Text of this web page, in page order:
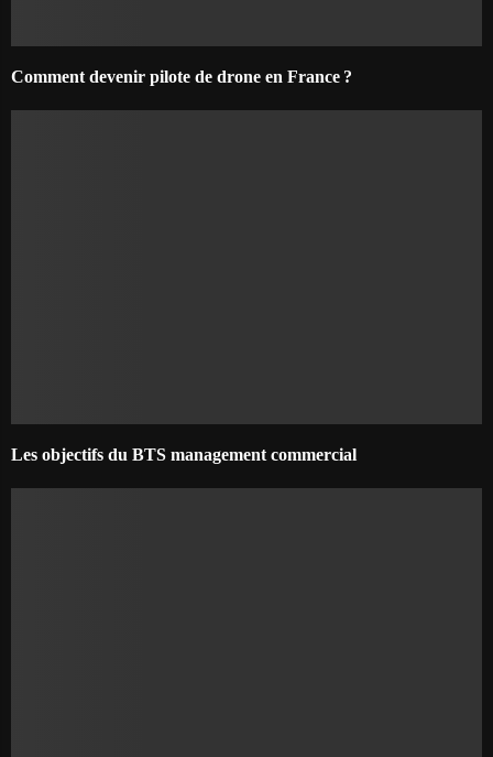
Comment devenir pilote de drone en France ?
Les objectifs du BTS management commercial